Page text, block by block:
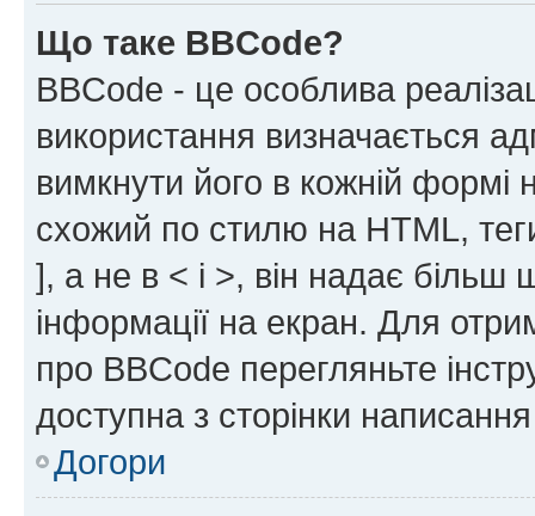
Що таке BBCode?
BBCode - це особлива
використання визначається
вимкнути його в кожній
схожий по стилю на HTML,
], а не в < і >, він надає більш
інформації на екран. Для
про BBCode перегляньте
доступна з сторінки
Догори